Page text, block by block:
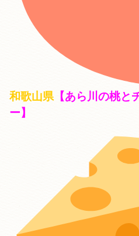
和歌山県 【あら川の桃と
ー】